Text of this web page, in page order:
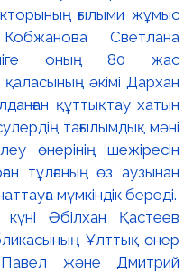
Әбілхан Қастеев
Ұлттық өнер
Павел және Дмитрий